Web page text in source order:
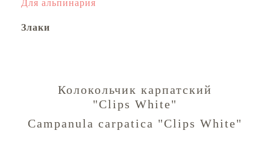
Для альпинария
Злаки
Колокольчик карпатский
"Clips White"
Campanula carpatica "Clips White"